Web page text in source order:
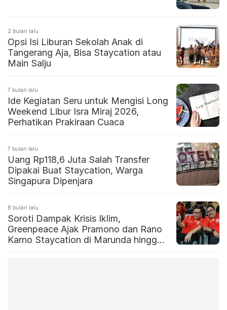
2 bulan lalu
Opsi Isi Liburan Sekolah Anak di
Tangerang Aja, Bisa Staycation atau
Main Salju
7 bulan lalu
Ide Kegiatan Seru untuk Mengisi Long
Weekend Libur Isra Miraj 2026,
Perhatikan Prakiraan Cuaca
7 bulan lalu
Uang Rp118,6 Juta Salah Transfer
Dipakai Buat Staycation, Warga
Singapura Dipenjara
8 bulan lalu
Soroti Dampak Krisis Iklim,
Greenpeace Ajak Pramono dan Rano
Karno Staycation di Marunda hingga